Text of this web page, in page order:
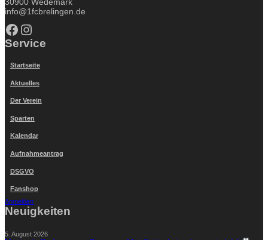
info@1fcbrelingen.de
Facebook Instagram
Service
Startseite
Aktuelles
Der Verein
Sparten
Kalendar
Aufnahmeantrag
DSGVO
Fanshop
Anmelden
Neuigkeiten
5. August 2026